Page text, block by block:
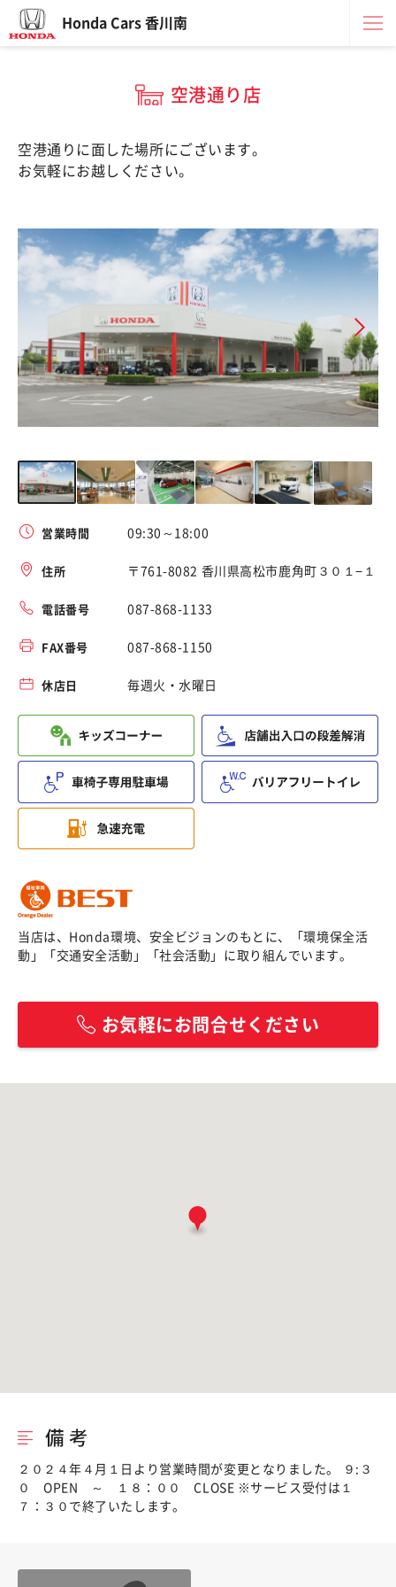
Honda Cars 香川南
空港通り店
空港通りに面した場所にございます。
お気軽にお越しください。
営業時間 09:30～18:00
住所 〒761-8082 香川県高松市鹿角町３０１−１
電話番号 087-868-1133
FAX番号 087-868-1150
休店日 毎週火・水曜日
当店は、Honda環境、安全ビジョンのもとに、「環境保全活
動」「交通安全活動」「社会活動」に取り組んでいます。
お気軽にお問合せください
２０２４年４月１日より営業時間が変更となりました。 ９:３
０ OPEN ～ １８：００ CLOSE ※サービス受付は１
７：３０で終了いたします。